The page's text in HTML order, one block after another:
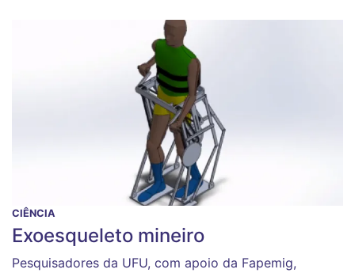
CIÊNCIA
Exoesqueleto mineiro
Pesquisadores da UFU, com apoio da Fapemig,